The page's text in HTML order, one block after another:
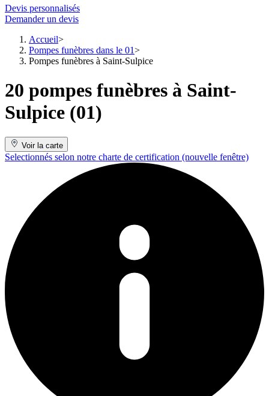
Devis personnalisés
Demander un devis
Accueil
Pompes funèbres dans le 01
Pompes funèbres à Saint-Sulpice
20 pompes funèbres à Saint-
Sulpice (01)
Voir la carte
Selectionnés selon notre charte de certification (nouvelle fenêtre)